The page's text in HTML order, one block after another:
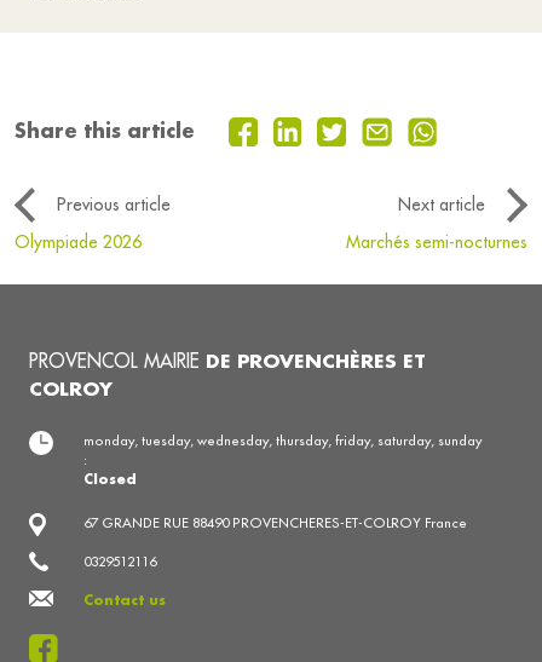
Share this article
Previous article
Next article
Olympiade 2026
Marchés semi-nocturnes
PROVENCOL MAIRIE DE PROVENCHÈRES ET
COLROY
67 GRANDE RUE 88490 PROVENCHERES-ET-COLROY France
0329512116
Contact us
monday, tuesday, wednesday, thursday, friday, saturday, sunday
:
Closed